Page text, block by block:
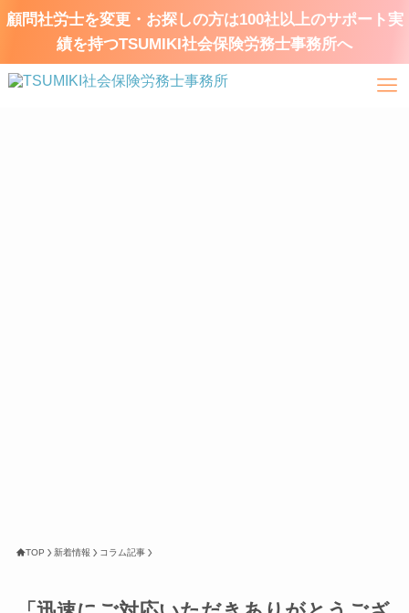
顧問社労士を変更・お探しの方は100社以上のサポート実
績を持つTSUMIKI社会保険労務士事務所へ
TOP 新着情報 コラム記事